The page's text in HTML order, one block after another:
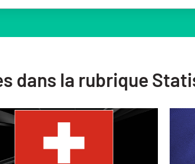
dans la rubrique